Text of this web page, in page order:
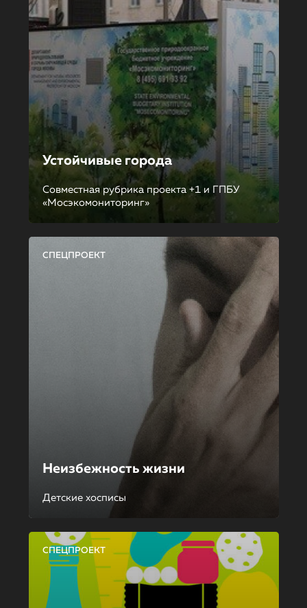
Устойчивые города
Совместная рубрика проекта +1 и ГПБУ
«Мосэкомониторинг»
СПЕЦПРОЕКТ
Неизбежность жизни
Детские хосписы
СПЕЦПРОЕКТ